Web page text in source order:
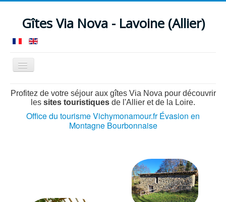
Gîtes Via Nova - Lavoine (Allier)
Basculer
la
Accueil Gîte 12/13 pers.
Loft 4/5 pers.
Nos services
Votre séjour Actualités
Tarifs
Contact Accès Témoignages
Profitez de votre séjour aux gîtes Via Nova pour découvrir
les sites touristiques de l'Allier et de la Loire.
Office du tourisme Vichymonamour.fr Évasion en
Montagne Bourbonnaise